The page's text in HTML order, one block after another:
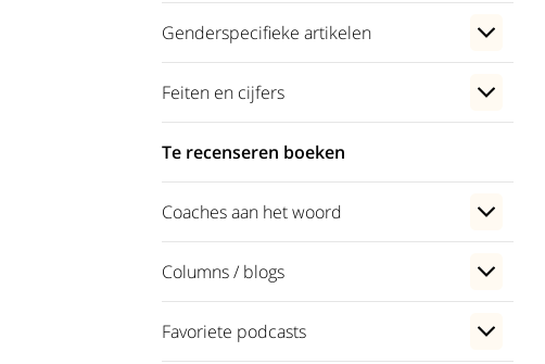
Genderspecifieke artikelen
Feiten en cijfers
Te recenseren boeken
Coaches aan het woord
Columns / blogs
Favoriete podcasts